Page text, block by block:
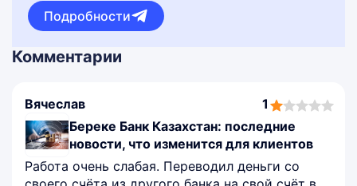
Подробности
Комментарии
Вячеслав
Береке Банк Казахстан: последние
новости, что изменится для клиентов
1
1,0
rating
Работа очень слабая. Переводил деньги со